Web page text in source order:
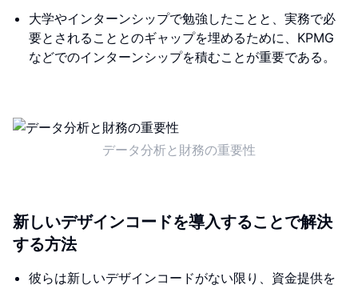
大学やインターンシップで勉強したことと、実務で必
要とされることとのギャップを埋めるために、KPMG
などでのインターンシップを積むことが重要である。
データ分析と財務の重要性
新しいデザインコードを導入することで解決
する方法
彼らは新しいデザインコードがない限り、資金提供を